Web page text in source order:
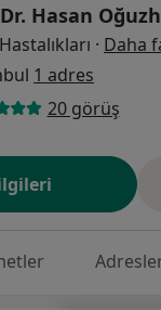
Hasan
· Daha
1 adres
20 görüş